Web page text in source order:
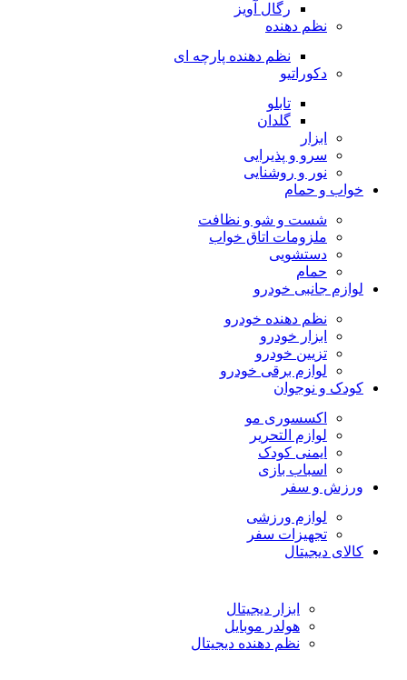
رگال آویز
نظم دهنده
نظم دهنده پارچه ای
دکوراتیو
تابلو
گلدان
ابزار
سرو و پذیرایی
نور و روشنایی
خواب و حمام
شست و شو و نظافت
ملزومات اتاق خواب
دستشویی
حمام
لوازم جانبی خودرو
نظم دهنده خودرو
ابزار خودرو
تزیین خودرو
لوازم برقی خودرو
کودک و نوجوان
اکسسوری مو
لوازم التحریر
ایمنی کودک
اسباب بازی
ورزش و سفر
لوازم ورزشی
تجهیزات سفر
کالای دیجیتال
ابزار دیجیتال
هولدر موبایل
نظم دهنده دیجیتال